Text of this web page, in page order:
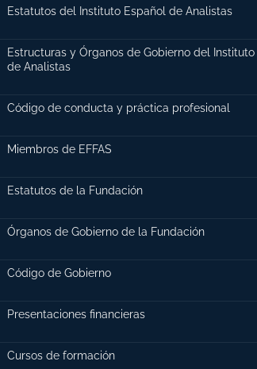
Estatutos del Instituto Español de Analistas
Estructuras y Órganos de Gobierno del Instituto
de Analistas
Código de conducta y práctica profesional
Miembros de EFFAS
Estatutos de la Fundación
Órganos de Gobierno de la Fundación
Código de Gobierno
Presentaciones financieras
Cursos de formación